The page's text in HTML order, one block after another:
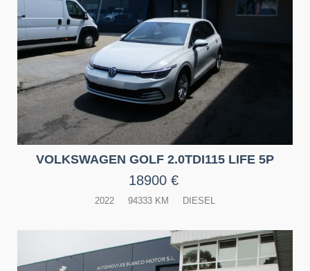
VOLKSWAGEN GOLF 2.0TDI115 LIFE 5P
18900 €
2022 94333 KM DIESEL